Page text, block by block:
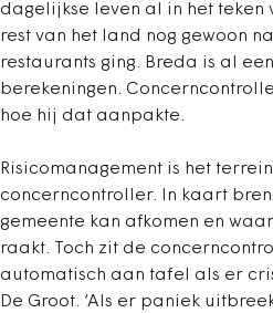
dagelijkse leven al in het teken
rest van het land nog gewoon
restaurants ging. Breda is al
berekeningen.
hoe hij dat aanpakte.
Risicomanagement is het
concerncontroller. In kaart
gemeente kan afkomen en
raakt. Toch zit de
automatisch aan tafel als er
De Groot. ‘Als er paniek